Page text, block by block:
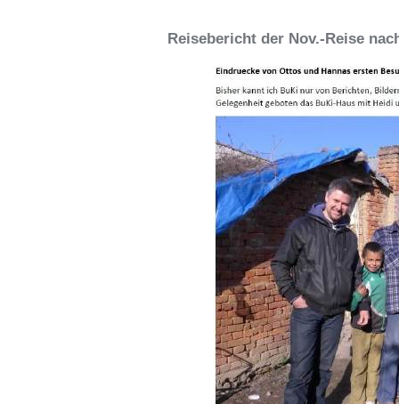
Reisebericht der Nov.-Reise